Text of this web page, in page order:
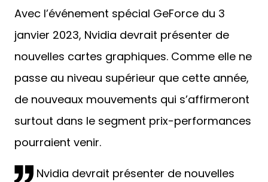
Avec l’événement spécial GeForce du 3
janvier 2023, Nvidia devrait présenter de
nouvelles cartes graphiques. Comme elle ne
passe au niveau supérieur que cette année,
de nouveaux mouvements qui s’affirmeront
surtout dans le segment prix-performances
pourraient venir.
Nvidia devrait présenter de nouvelles